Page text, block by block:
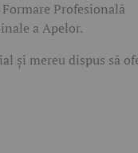
Profesională
a Apelor.
și mereu dispus să